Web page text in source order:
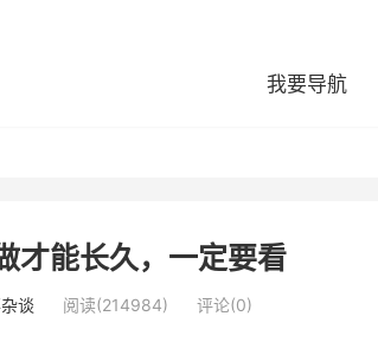
我要导航
才能长久，一定要看
谈 阅读(214984) 评论(0)